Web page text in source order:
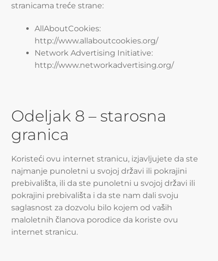
stranicama treće strane:
AllAboutCookies:
http://www.allaboutcookies.org/
Network Advertising Initiative:
http://www.networkadvertising.org/
Odeljak 8 – starosna
granica
Koristeći ovu internet stranicu, izjavljujete da ste
najmanje punoletni u svojoj državi ili pokrajini
prebivališta, ili da ste punoletni u svojoj državi ili
pokrajini prebivališta i da ste nam dali svoju
saglasnost za dozvolu bilo kojem od vaših
maloletnih članova porodice da koriste ovu
internet stranicu.